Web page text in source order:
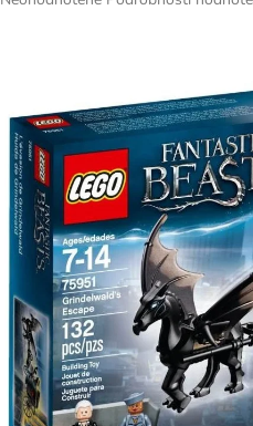
hviezdičiek.